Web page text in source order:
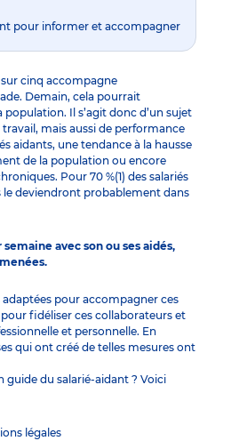
pour informer et accompagner
sur cinq accompagne
Demain, cela pourrait
population. Il s’agit donc d’un sujet
, mais aussi de performance
aidants, une tendance à la hausse
de la population ou encore
Pour 70 %(1) des salariés
le deviendront probablement dans
semaine avec son ou ses aidés,
pour accompagner ces
fidéliser ces collaborateurs et
et personnelle. En
qui ont créé de telles mesures ont
guide du salarié-aidant ? Voici
légales